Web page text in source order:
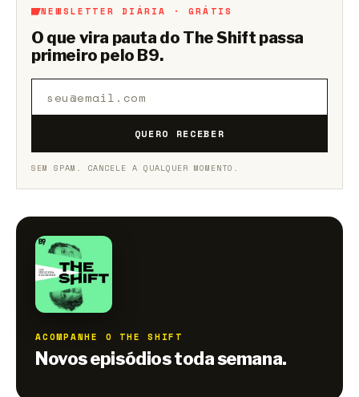
NEWSLETTER DIÁRIA · GRÁTIS
O que vira pauta do The Shift passa
primeiro pelo B9.
QUERO RECEBER
SEM SPAM. CANCELE A QUALQUER MOMENTO.
ACOMPANHE O THE SHIFT
Novos episódios toda semana.